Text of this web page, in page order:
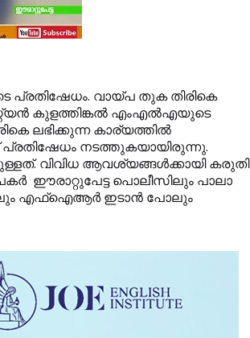
വായ്പ തുക തിരികെ
കുളത്തിങ്കല്‍ എംഎല്‍എയുടെ
ലഭിക്കുന്ന കാര്യത്തില്‍
പ്രതിഷേധം നടത്തുകയായിരുന്നു.
വിവിധ ആവശ്യങ്ങള്‍ക്കായി കരുതി
ഈരാറ്റുപേട്ട പൊലീസിലും പാലാ
എഫ്‌ഐആര്‍ ഇടാന്‍ പോലും